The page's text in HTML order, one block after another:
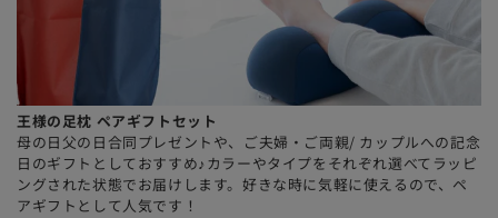
王様の足枕 ペアギフトセット
母の日父の日合同プレゼントや、ご夫婦・ご両親/ カップルへの記念
日のギフトとしておすすめ♪カラーやタイプをそれぞれ選べてラッピ
ングされた状態でお届けします。好きな時に気軽に使えるので、ペ
アギフトとして人気です！